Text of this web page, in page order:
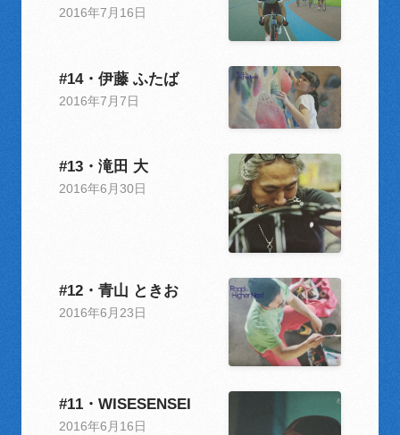
2016年7月16日
#14・伊藤 ふたば
2016年7月7日
#13・滝田 大
2016年6月30日
#12・青山 ときお
2016年6月23日
#11・WISESENSEI
2016年6月16日